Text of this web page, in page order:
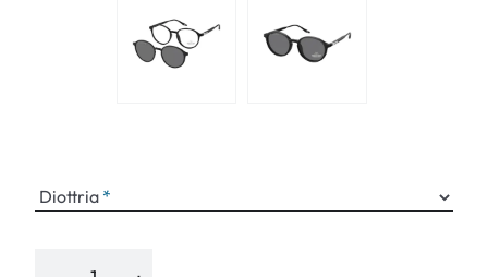
Diottria